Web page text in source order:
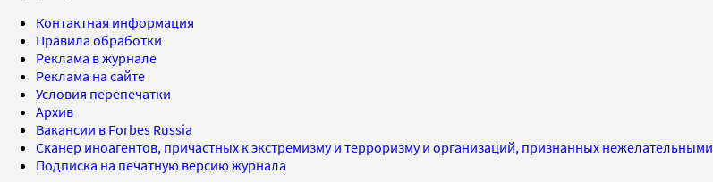
Контактная информация
Правила обработки
Реклама в журнале
Реклама на сайте
Условия перепечатки
Архив
Вакансии в Forbes Russia
Сканер иноагентов, причастных к экстремизму и терроризму и организаций, признанных нежелательными
Подписка на печатную версию журнала